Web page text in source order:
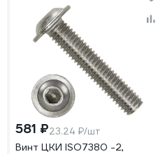
581 ₽23.24 ₽/шт
Винт ЦКИ ISO7380 -2,